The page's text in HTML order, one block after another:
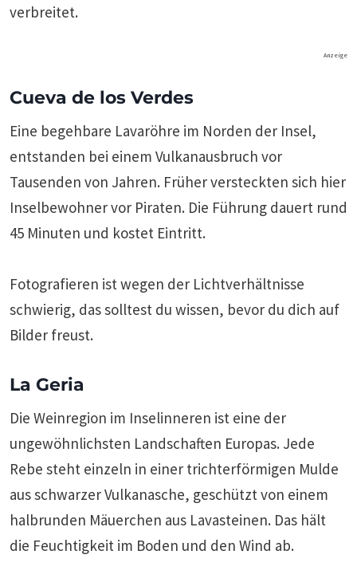
verbreitet.
Anzeige
Cueva de los Verdes
Eine begehbare Lavaröhre im Norden der Insel,
entstanden bei einem Vulkanausbruch vor
Tausenden von Jahren. Früher versteckten sich hier
Inselbewohner vor Piraten. Die Führung dauert rund
45 Minuten und kostet Eintritt.
Fotografieren ist wegen der Lichtverhältnisse
schwierig, das solltest du wissen, bevor du dich auf
Bilder freust.
La Geria
Die Weinregion im Inselinneren ist eine der
ungewöhnlichsten Landschaften Europas. Jede
Rebe steht einzeln in einer trichterförmigen Mulde
aus schwarzer Vulkanasche, geschützt von einem
halbrunden Mäuerchen aus Lavasteinen. Das hält
die Feuchtigkeit im Boden und den Wind ab.